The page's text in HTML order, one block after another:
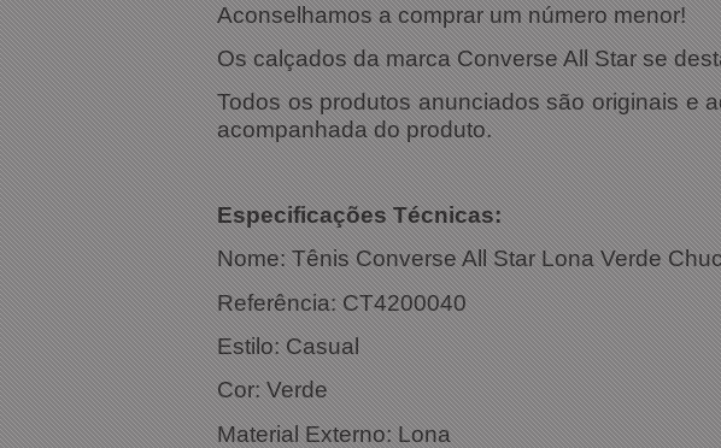
Aconselhamos a comprar um número menor!
Os calçados da marca Converse All Star se
Todos os produtos anunciados são originais e
acompanhada do produto.
Nome: Tênis Converse All Star Lona Verde
Referência: CT4200040
Estilo: Casual
Cor:
Material Externo: Lona